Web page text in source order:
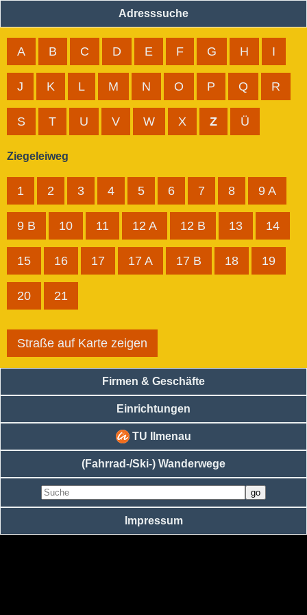
Adresssuche
A B C D E F G H I
J K L M N O P Q R
S T U V W X Z Ü
Ziegeleiweg
1 2 3 4 5 6 7 8 9 A
9 B 10 11 12 A 12 B 13 14
15 16 17 17 A 17 B 18 19
20 21
Straße auf Karte zeigen
Firmen & Geschäfte
Einrichtungen
TU Ilmenau
(Fahrrad-/Ski-) Wanderwege
Impressum